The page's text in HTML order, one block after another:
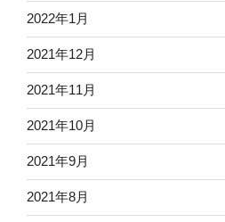
2022年1月
2021年12月
2021年11月
2021年10月
2021年9月
2021年8月